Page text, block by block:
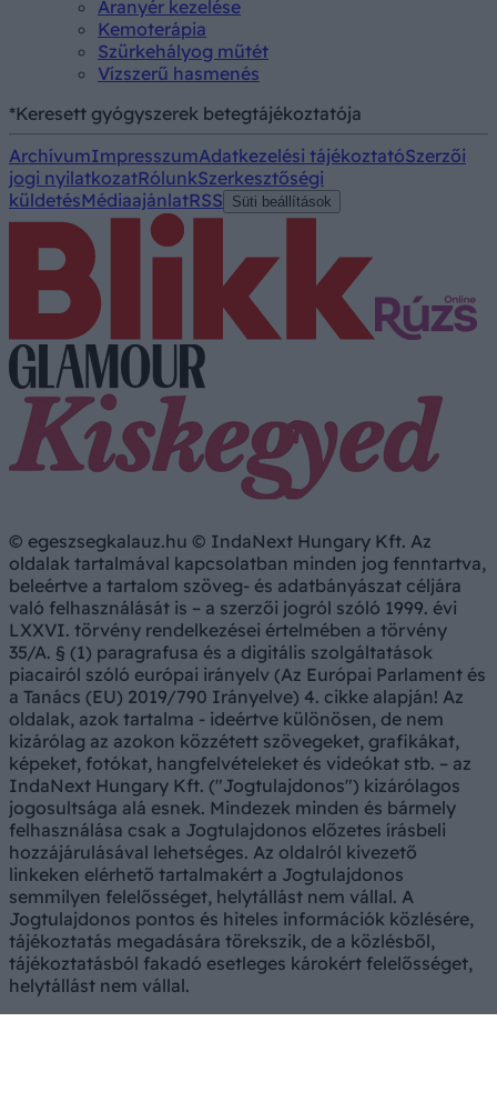
Aranyér kezelése
Kemoterápia
Szürkehályog műtét
Vízszerű hasmenés
*Keresett gyógyszerek betegtájékoztatója
ArchívumImpresszumAdatkezelési tájékoztatóSzerzői
jogi nyilatkozatRólunkSzerkesztőségi
küldetésMédiaajánlatRSS Süti beállítások
© egeszsegkalauz.hu © IndaNext Hungary Kft. Az
oldalak tartalmával kapcsolatban minden jog fenntartva,
beleértve a tartalom szöveg- és adatbányászat céljára
való felhasználását is – a szerzői jogról szóló 1999. évi
LXXVI. törvény rendelkezései értelmében a törvény
35/A. § (1) paragrafusa és a digitális szolgáltatások
piacairól szóló európai irányelv (Az Európai Parlament és
a Tanács (EU) 2019/790 Irányelve) 4. cikke alapján! Az
oldalak, azok tartalma - ideértve különösen, de nem
kizárólag az azokon közzétett szövegeket, grafikákat,
képeket, fotókat, hangfelvételeket és videókat stb. – az
IndaNext Hungary Kft. ("Jogtulajdonos") kizárólagos
jogosultsága alá esnek. Mindezek minden és bármely
felhasználása csak a Jogtulajdonos előzetes írásbeli
hozzájárulásával lehetséges. Az oldalról kivezető
linkeken elérhető tartalmakért a Jogtulajdonos
semmilyen felelősséget, helytállást nem vállal. A
Jogtulajdonos pontos és hiteles információk közlésére,
tájékoztatás megadására törekszik, de a közlésből,
tájékoztatásból fakadó esetleges károkért felelősséget,
helytállást nem vállal.